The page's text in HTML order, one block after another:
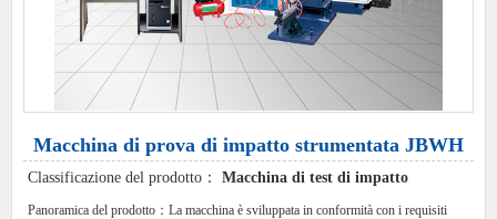
Macchina di prova di impatto strumentata JBWH
Classificazione del prodotto： Macchina di test di impatto
Panoramica del prodotto：La macchina è sviluppata in conformità con i requisiti